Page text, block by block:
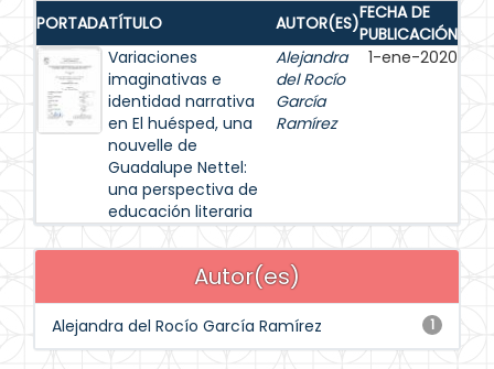
PORTADATÍTULO AUTOR(ES)FECHA DE
PUBLICACIÓN
Variaciones
imaginativas e
identidad narrativa
en El huésped, una
nouvelle de
Guadalupe Nettel:
una perspectiva de
educación literaria
Alejandra
del Rocío
García
Ramírez
1-ene-2020
Autor(es)
1
Alejandra del Rocío García Ramírez